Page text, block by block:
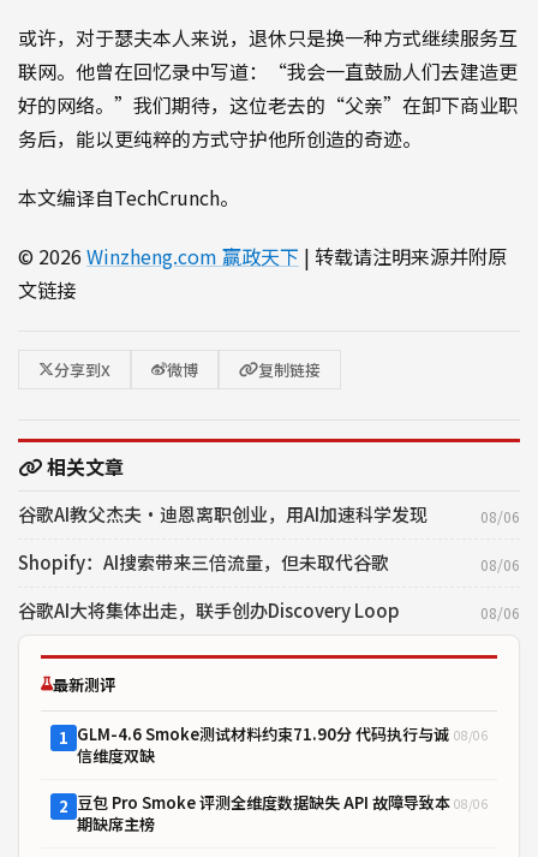
或许，对于瑟夫本人来说，退休只是换一种方式继续服务互
联网。他曾在回忆录中写道：“我会一直鼓励人们去建造更
好的网络。”我们期待，这位老去的“父亲”在卸下商业职
务后，能以更纯粹的方式守护他所创造的奇迹。
本文编译自TechCrunch。
© 2026 Winzheng.com 赢政天下 | 转载请注明来源并附原
文链接
分享到X 微博 复制链接
相关文章
谷歌AI教父杰夫·迪恩离职创业，用AI加速科学发现 08/06
Shopify：AI搜索带来三倍流量，但未取代谷歌 08/06
谷歌AI大将集体出走，联手创办Discovery Loop 08/06
最新测评
1 GLM-4.6 Smoke测试材料约束71.90分 代码执行与诚
信维度双缺
08/06
2 豆包 Pro Smoke 评测全维度数据缺失 API 故障导致本
期缺席主榜
08/06